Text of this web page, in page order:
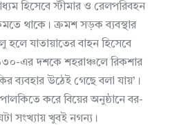
হিসেবে স্টীমার ও রেলপরিবহন
থাকে। ক্রমশ সড়ক ব্যবস্থার
যাতায়াতের বাহন হিসেবে
এর দশকে শহরাঞ্চলে রিকশার
ব্যবহার উঠেই গেছে বলা যায়’।
করে বিয়ের অনুষ্ঠানে বর-
সংখ্যায় খুবই নগন্য।